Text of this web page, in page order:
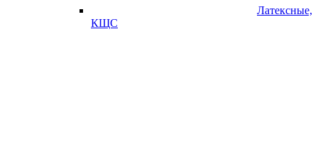
Латексные,
КЩС